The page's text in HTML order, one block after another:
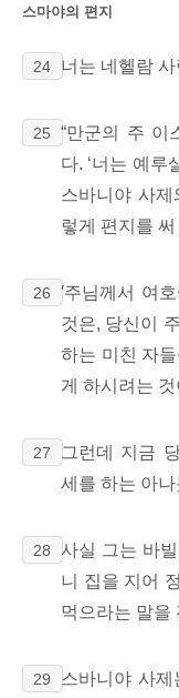
스마야의 편지
24 너는 네헬람
25
“만군의 주 이
다. ‘너는 예루
스바니야 사제
렇게 편지를
26 ′주님께서 여
것은, 당신이
하는 미친 자
게 하시려는
27
그런데 지금
세를 하는 아
28
사실 그는 바
니 집을 지어
먹으라는 말을
29
스바니야 사